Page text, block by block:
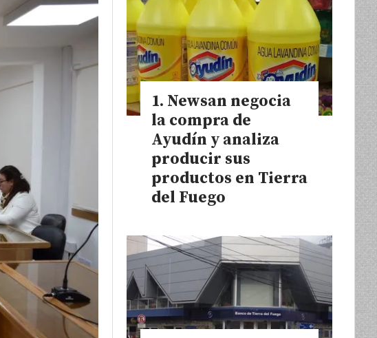
Newsan negocia
la compra de
Ayudín y analiza
producir sus
productos en Tierra
del Fuego